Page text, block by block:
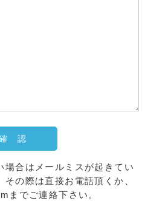
合はメールミスが起きてい
の際は直接お電話頂くか、
でご連絡下さい。